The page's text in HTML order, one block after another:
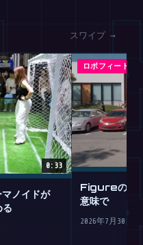
スワイプ →
0:33
ノイドが
ロボフィード
Figureの人型
意味で
2026年7月30日